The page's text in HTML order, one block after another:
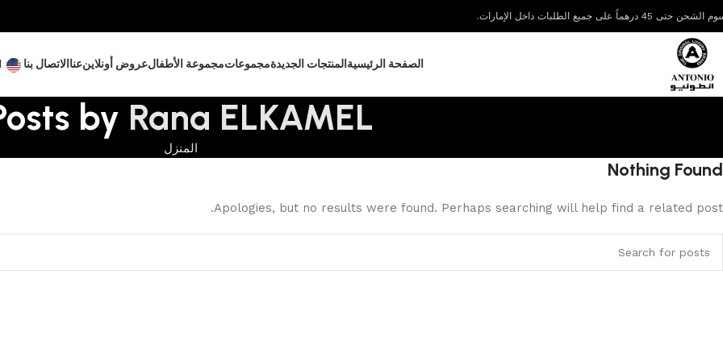
حتى 45 درهماً على جميع الطلبات داخل الإمارات.
الصفحة الرئيسية المنتجات الجديدةمجموعاتمجموعة الأطفالعروض أونلاينعنا الاتصال بنا
by Rana ELKAMEL
المنزل
Nothing Found
Apologies, but no results were found. Perhaps searching will help find a related post.